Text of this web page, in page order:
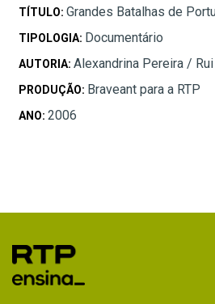
TÍTULO: Grandes Batalhas de
TIPOLOGIA: Documentário
AUTORIA: Alexandrina Pereira /
PRODUÇÃO: Braveant para a RTP
ANO: 2006